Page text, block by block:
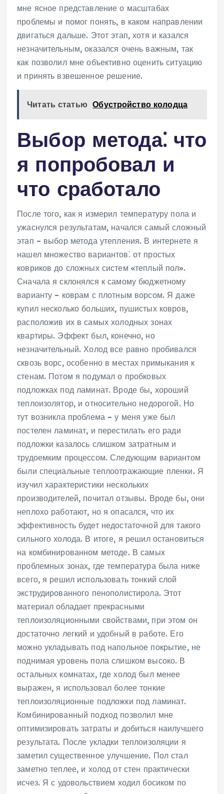
мне ясное представление о масштабах
проблемы и помог понять, в каком направлении
двигаться дальше. Этот этап, хотя и казался
незначительным, оказался очень важным, так
как позволил мне объективно оценить ситуацию
и принять взвешенное решение.
Читать статью Обустройство колодца
Выбор метода⁚ что
я попробовал и
что сработало
После того, как я измерил температуру пола и
ужаснулся результатам, начался самый сложный
этап – выбор метода утепления. В интернете я
нашел множество вариантов⁚ от простых
ковриков до сложных систем «теплый пол».
Сначала я склонялся к самому бюджетному
варианту – коврам с плотным ворсом. Я даже
купил несколько больших, пушистых ковров,
расположив их в самых холодных зонах
квартиры. Эффект был, конечно, но
незначительный. Холод все равно пробивался
сквозь ворс, особенно в местах примыкания к
стенам. Потом я подумал о пробковых
подложках под ламинат. Вроде бы, хороший
теплоизолятор, и относительно недорогой. Но
тут возникла проблема – у меня уже был
постелен ламинат, и перестилать его ради
подложки казалось слишком затратным и
трудоемким процессом. Следующим вариантом
были специальные теплоотражающие пленки. Я
изучил характеристики нескольких
производителей, почитал отзывы. Вроде бы, они
неплохо работают, но я опасался, что их
эффективность будет недостаточной для такого
сильного холода. В итоге, я решил остановиться
на комбинированном методе. В самых
проблемных зонах, где температура была ниже
всего, я решил использовать тонкий слой
экструдированного пенополистирола. Этот
материал обладает прекрасными
теплоизоляционными свойствами, при этом он
достаточно легкий и удобный в работе. Его
можно укладывать под напольное покрытие, не
поднимая уровень пола слишком высоко. В
остальных комнатах, где холод был менее
выражен, я использовал более тонкие
теплоизоляционные подложки под ламинат.
Комбинированный подход позволил мне
оптимизировать затраты и добиться наилучшего
результата. После укладки теплоизоляции я
заметил существенное улучшение. Пол стал
заметно теплее, и холод от стен практически
исчез. Я с удовольствием ходил босиком по